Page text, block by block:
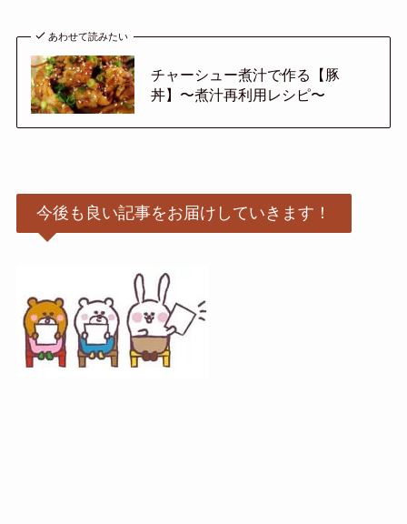
あわせて読みたい
チャーシュー煮汁で作る【豚
丼】〜煮汁再利用レシピ〜
今後も良い記事をお届けしていきます！